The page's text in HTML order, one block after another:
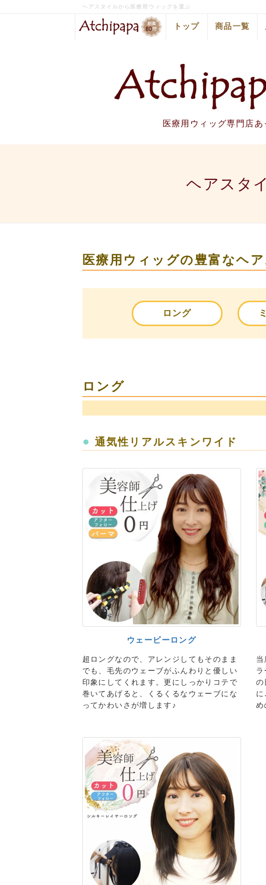
ヘアスタイルから医療用ウィッグを選ぶ
トップ 商品一覧
医療用ウィッグ専門店あ
ヘアスタ
医療用ウィッグの豊富なヘ
ロング
ロング
● 通気性リアルスキンワイド
ウェービーロング
超ロングなので、アレンジしてもそのまま
でも、毛先のウェーブがふんわりと優しい
印象にしてくれます。更にしっかりコテで
巻いてあげると、くるくるなウェーブにな
ってかわいさが増します♪​
の
め